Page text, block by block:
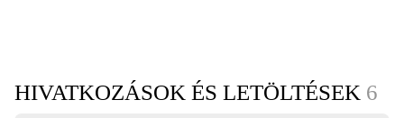
HIVATKOZÁSOK ÉS LETÖLTÉSEK 6